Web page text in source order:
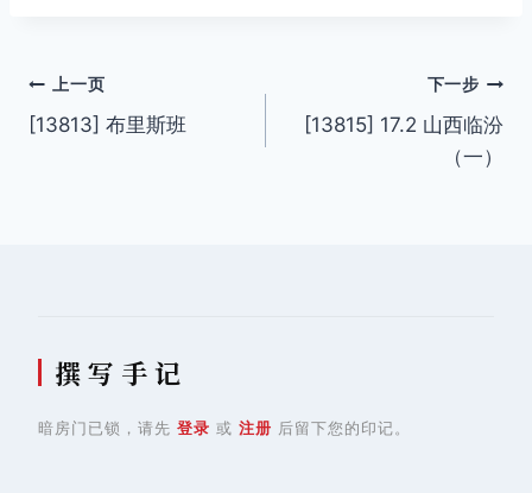
文
章
上一页
[13813] 布里斯班
下一步
[13815] 17.2 山西临汾
（一）
撰 写 手 记
暗房门已锁，请先 登录 或 注册 后留下您的印记。